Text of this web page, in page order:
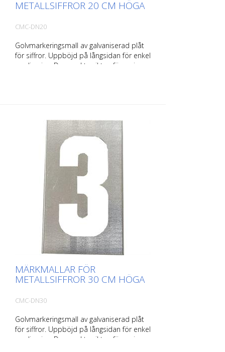
METALLSIFFROR 20 CM HÖGA
CMC-DN20
Golvmarkeringsmall av galvaniserad plåt
för siffror. Uppböjd på långsidan för enkel
applicering. Den exakta vikten för varje
MÄRKMALLAR FÖR
METALLSIFFROR 30 CM HÖGA
CMC-DN30
Golvmarkeringsmall av galvaniserad plåt
för siffror. Uppböjd på långsidan för enkel
applicering. Den exakta vikten för varje